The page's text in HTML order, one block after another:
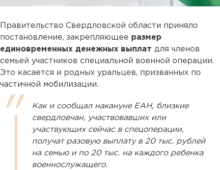
Правительство Свердловской области приняло
постановление, закрепляющее размер
единовременных денежных выплат для членов
семьей участников специальной военной операции.
Это касается и родных уральцев, призванных по
частичной мобилизации.
Как и сообщал накануне ЕАН, близкие
свердловчан, участвовавших или
участвующих сейчас в спецоперации,
получат разовую выплату в 20 тыс. рублей
на семью и по 20 тыс. на каждого ребенка
военнослужащего.